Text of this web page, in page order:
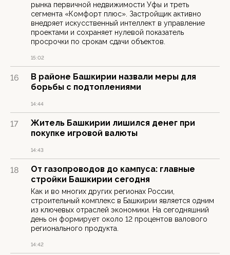
рынка первичной недвижимости Уфы и треть
сегмента «Комфорт плюс». Застройщик активно
внедряет искусственный интеллект в управление
проектами и сохраняет нулевой показатель
просрочки по срокам сдачи объектов.
15:02
16
В районе Башкирии назвали меры для
борьбы с подтоплениями
14:44
17
Житель Башкирии лишился денег при
покупке игровой валюты
14:43
18
От газопроводов до кампуса: главные
стройки Башкирии сегодня
Как и во многих других регионах России,
строительный комплекс в Башкирии является одним
из ключевых отраслей экономики. На сегодняшний
день он формирует около 12 процентов валового
регионального продукта.
14:42